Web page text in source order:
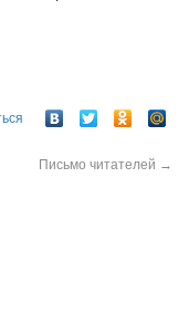
Письмо читателей →